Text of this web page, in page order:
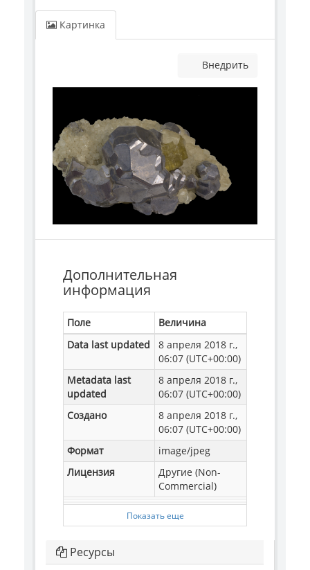
Картинка
Внедрить
Дополнительная
информация
Поле
Величина
Data last updated
8 апреля 2018 г.,
06:07 (UTC+00:00)
Metadata last
updated
8 апреля 2018 г.,
06:07 (UTC+00:00)
Создано
8 апреля 2018 г.,
06:07 (UTC+00:00)
Формат
image/jpeg
Лицензия
Другие (Non-
Commercial)
Показать еще
Ресурсы